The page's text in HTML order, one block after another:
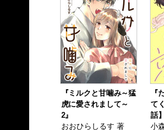
『ミルクと甘噛み～猛
虎に愛されまして～
2』
おおひらしるす 著
『
て
話
小